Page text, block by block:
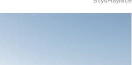
BoysPlayNice